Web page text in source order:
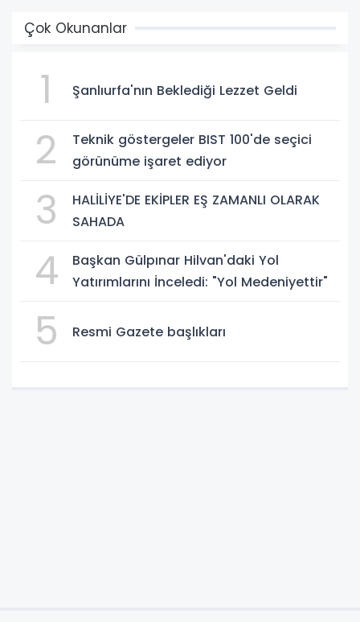
Çok Okunanlar
1 Şanlıurfa'nın Beklediği Lezzet Geldi
2
Teknik göstergeler BIST 100'de seçici
görünüme işaret ediyor
3
HALİLİYE'DE EKİPLER EŞ ZAMANLI OLARAK
SAHADA
4
Başkan Gülpınar Hilvan'daki Yol
Yatırımlarını İnceledi: "Yol Medeniyettir"
5 Resmi Gazete başlıkları